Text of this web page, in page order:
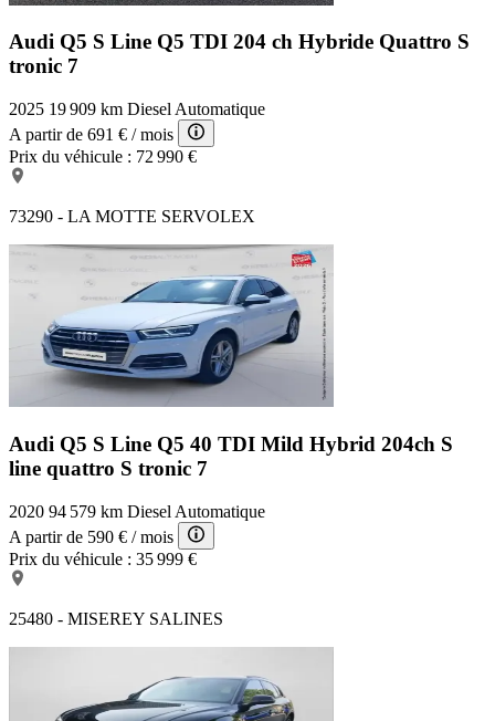
Audi Q5 S Line Q5 TDI 204 ch Hybride Quattro S
tronic 7
2025 19 909 km Diesel Automatique
A partir de 691 € / mois
Prix du véhicule : 72 990 €
73290 - LA MOTTE SERVOLEX
Audi Q5 S Line Q5 40 TDI Mild Hybrid 204ch S
line quattro S tronic 7
2020 94 579 km Diesel Automatique
A partir de 590 € / mois
Prix du véhicule : 35 999 €
25480 - MISEREY SALINES